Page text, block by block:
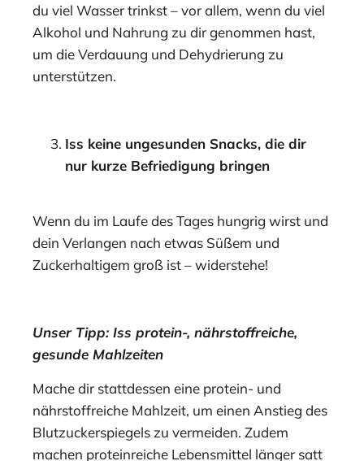
du viel Wasser trinkst – vor allem, wenn du viel
Alkohol und Nahrung zu dir genommen hast,
um die Verdauung und Dehydrierung zu
unterstützen.
Iss keine ungesunden Snacks, die dir
nur kurze Befriedigung bringen
Wenn du im Laufe des Tages hungrig wirst und
dein Verlangen nach etwas Süßem und
Zuckerhaltigem groß ist – widerstehe!
Unser Tipp: Iss protein-, nährstoffreiche,
gesunde Mahlzeiten
Mache dir stattdessen eine protein- und
nährstoffreiche Mahlzeit, um einen Anstieg des
Blutzuckerspiegels zu vermeiden. Zudem
machen proteinreiche Lebensmittel länger satt